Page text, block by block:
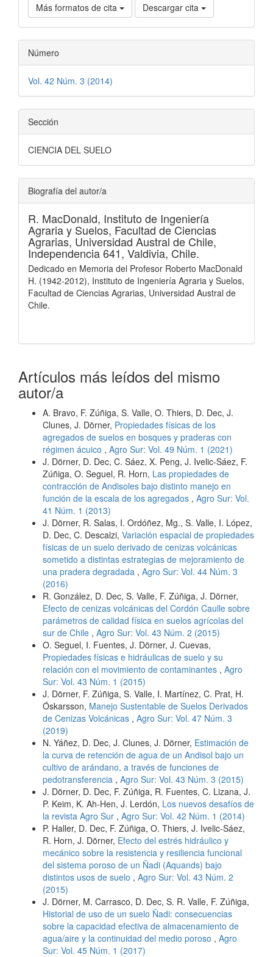
Más formatos de cita Descargar cita
Número
Vol. 42 Núm. 3 (2014)
Sección
CIENCIA DEL SUELO
Biografía del autor/a
R. MacDonald, Instituto de Ingeniería
Agraria y Suelos, Facultad de Ciencias
Agrarias, Universidad Austral de Chile,
Independencia 641, Valdivia, Chile.
Dedicado en Memoria del Profesor Roberto MacDonald
H. (1942-2012), Instituto de Ingeniería Agraria y Suelos,
Facultad de Ciencias Agrarias, Universidad Austral de
Chile.
Artículos más leídos del mismo
autor/a
A. Bravo, F. Zúñiga, S. Valle, O. Thiers, D. Dec, J.
Clunes, J. Dörner, Propiedades físicas de los
agregados de suelos en bosques y praderas con
régimen ácuico , Agro Sur: Vol. 49 Núm. 1 (2021)
J. Dörner, D. Dec, C. Sáez, X. Peng, J. Ivelic-Sáez, F.
Zúñiga, O. Seguel, R. Horn, Las propiedades de
contracción de Andisoles bajo distinto manejo en
función de la escala de los agregados , Agro Sur: Vol.
41 Núm. 1 (2013)
J. Dörner, R. Salas, I. Ordóñez, Mg., S. Valle, I. López,
D. Dec, C. Descalzi, Variación espacial de propiedades
físicas de un suelo derivado de cenizas volcánicas
sometido a distintas estrategias de mejoramiento de
una pradera degradada , Agro Sur: Vol. 44 Núm. 3
(2016)
R. González, D. Dec, S. Valle, F. Zúñiga, J. Dörner,
Efecto de cenizas volcánicas del Cordón Caulle sobre
parámetros de calidad física en suelos agrícolas del
sur de Chile , Agro Sur: Vol. 43 Núm. 2 (2015)
O. Seguel, I. Fuentes, J. Dörner, J. Cuevas,
Propiedades físicas e hidráulicas de suelo y su
relación con el movimiento de contaminantes , Agro
Sur: Vol. 43 Núm. 1 (2015)
J. Dörner, F. Zúñiga, S. Valle, I. Martínez, C. Prat, H.
Óskarsson, Manejo Sustentable de Suelos Derivados
de Cenizas Volcánicas , Agro Sur: Vol. 47 Núm. 3
(2019)
N. Yáñez, D. Dec, J. Clunes, J. Dörner, Estimación de
la curva de retención de agua de un Andisol bajo un
cultivo de arándano, a través de funciones de
pedotransferencia , Agro Sur: Vol. 43 Núm. 3 (2015)
J. Dörner, D. Dec, F. Zúñiga, R. Fuentes, C. Lizana, J.
P. Keim, K. Ah-Hen, J. Lerdón, Los nuevos desafíos de
la revista Agro Sur , Agro Sur: Vol. 42 Núm. 1 (2014)
P. Haller, D. Dec, F. Zúñiga, O. Thiers, J. Ivelic-Sáez,
R. Horn, J. Dörner, Efecto del estrés hidráulico y
mecánico sobre la resistencia y resiliencia funcional
del sistema poroso de un Ñadi (Aquands) bajo
distintos usos de suelo , Agro Sur: Vol. 43 Núm. 2
(2015)
J. Dörner, M. Carrasco, D. Dec, S. R. Valle, F. Zúñiga,
Historial de uso de un suelo Ñadi: consecuencias
sobre la capacidad efectiva de almacenamiento de
agua/aire y la continuidad del medio poroso , Agro
Sur: Vol. 45 Núm. 1 (2017)